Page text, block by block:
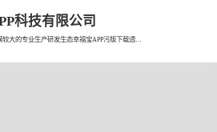
科技有限公司
幸福宝APP是目前国内外规模较大的专业生产研发生态幸福宝APP污版下载透水砖的现代企业。